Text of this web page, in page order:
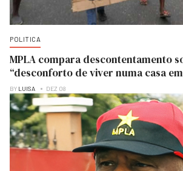
POLITICA
MPLA compara descontentamento
“desconforto de viver numa casa
BY LUISA DEZ 08